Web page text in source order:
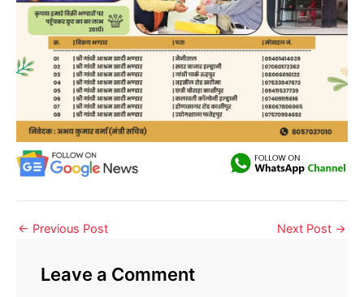
← Previous Post Next Post →
Leave a Comment